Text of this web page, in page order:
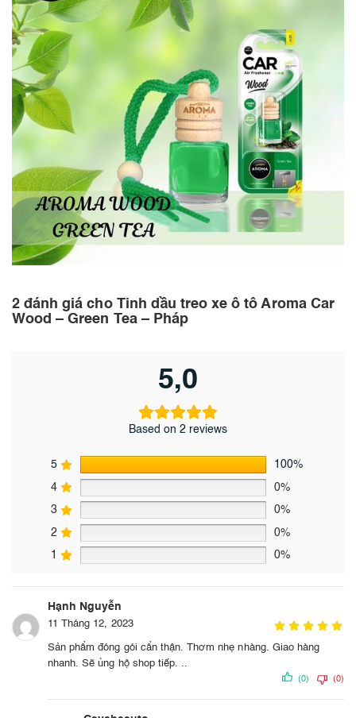
2 đánh giá cho
Tinh dầu treo xe ô tô Aroma Car
Wood – Green Tea – Pháp
5,0
Based on 2 reviews
5 100%
4 0%
3 0%
2 0%
1 0%
Hạnh Nguyễn
11 Tháng 12, 2023
Sản phẩm đóng gói cẩn thận. Thơm nhẹ nhàng. Giao hàng
nhanh. Sẽ ủng hộ shop tiếp. ..
(0) (0)